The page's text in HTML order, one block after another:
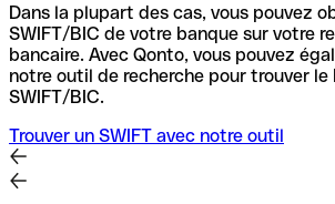
Dans la plupart des cas, vous pouvez
SWIFT/BIC de votre banque sur votre
bancaire. Avec Qonto, vous pouvez
notre outil de recherche pour trouver le
SWIFT/BIC.
Trouver un SWIFT avec notre outil